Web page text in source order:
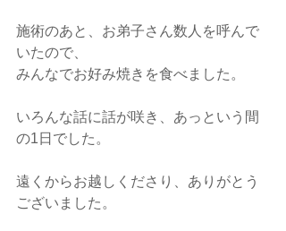
施術のあと、お弟子さん数人を呼んで
いたので、
みんなでお好み焼きを食べました。
いろんな話に話が咲き、あっという間
の1日でした。
遠くからお越しくださり、ありがとう
ございました。